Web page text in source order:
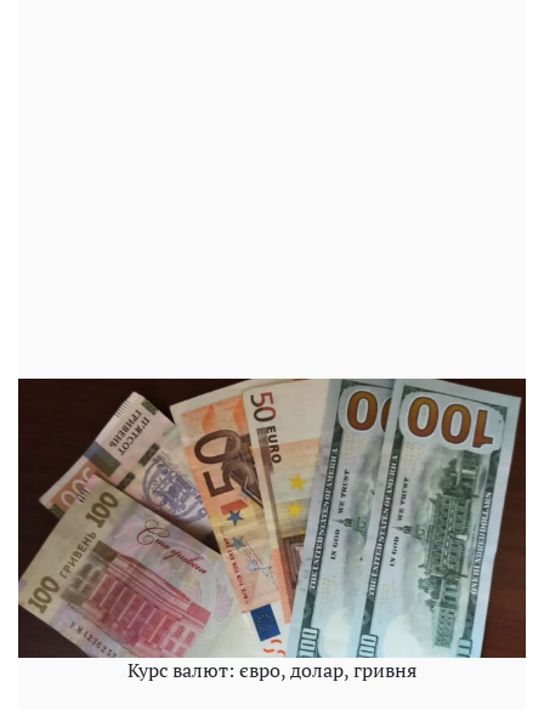
Курс валют: євро, долар, гривня